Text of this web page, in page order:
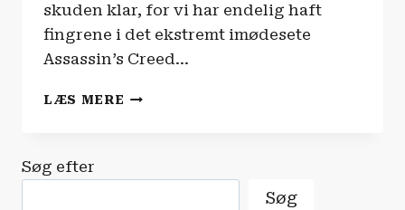
skuden klar, for vi har endelig haft
fingrene i det ekstremt imødesete
Assassin’s Creed…
LÆS MERE INDTRYK
Søg efter
Søg